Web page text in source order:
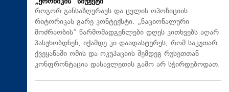
როგორ განსაზღვრავს და ცვლის ოპოზიციის
რიტორიკას გარე კონტექსტი. „ნაციონალური
მოძრაობის“ წარმომადგენლები დღეს კითხვებს აღარ
პასუხობდნენ, იქამდე კი დაადასტურეს, რომ საკუთარ
ქვეყანაში ომის და ოკუპაციის შემდეგ რუსეთთან
კონფრონტაცია დასავლეთის გამო არ სჭირდებოდათ.